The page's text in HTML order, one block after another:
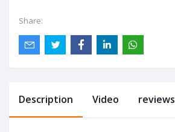
Share:
Description Video reviews